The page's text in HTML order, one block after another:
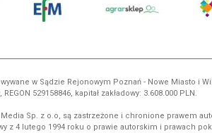
w Sądzie Rejonowym Poznań - Nowe Miasto i
529158846, kapitał zakładowy: 3.608.000 PLN.
Sp. z o.o, są zastrzeżone i chronione prawem
z 4 lutego 1994 roku o prawie autorskim i prawach